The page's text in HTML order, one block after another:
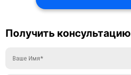
Получить консультацию